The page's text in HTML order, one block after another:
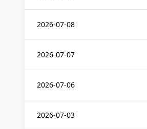
2026-07-08
2026-07-07
2026-07-06
2026-07-03